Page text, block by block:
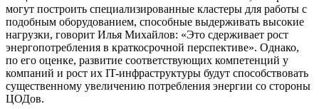
могут построить специализированные кластеры для работы с
подобным оборудованием, способные выдерживать высокие
нагрузки, говорит Илья Михайлов: «Это сдерживает рост
энергопотребления в краткосрочной перспективе». Однако,
по его оценке, развитие соответствующих компетенций у
компаний и рост их IT-инфраструктуры будут способствовать
существенному увеличению потребления энергии со стороны
ЦОДов.